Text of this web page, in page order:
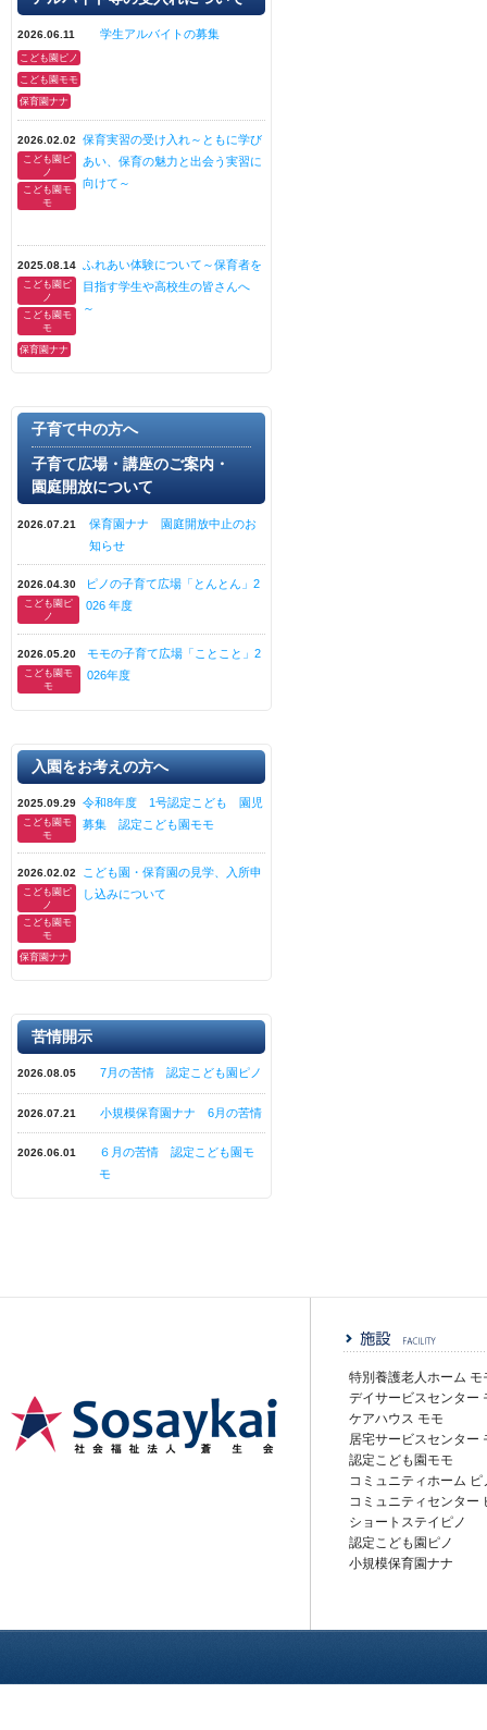
2026.06.11
こども園ピノ
こども園モモ
保育園ナナ
学生アルバイトの募集
2026.02.02
こども園ピ
ノ
こども園モ
モ
保育実習の受け入れ～ともに学び
あい、保育の魅力と出会う実習に
向けて～
2025.08.14
こども園ピ
ノ
こども園モ
モ
保育園ナナ
ふれあい体験について～保育者を
目指す学生や高校生の皆さんへ
～
子育て中の方へ
子育て広場・講座のご案内・
園庭開放について
2026.07.21
保育園ナナ 園庭開放中止のお
知らせ
2026.04.30
こども園ピ
ノ
ピノの子育て広場「とんとん」2
026 年度
2026.05.20
こども園モ
モ
モモの子育て広場「ことこと」2
026年度
入園をお考えの方へ
2025.09.29
こども園モ
モ
令和8年度 1号認定こども 園児
募集 認定こども園モモ
2026.02.02
こども園ピ
ノ
こども園モ
モ
保育園ナナ
こども園・保育園の見学、入所申
し込みについて
苦情開示
2026.08.05 7月の苦情 認定こども園ピノ
2026.07.21 小規模保育園ナナ 6月の苦情
2026.06.01
６月の苦情 認定こども園モ
モ
特別養護老人ホーム モ
デイサービスセンター
ケアハウス モモ
居宅サービスセンター
認定こども園モモ
コミュニティホーム ピ
コミュニティセンター
ショートステイピノ
認定こども園ピノ
小規模保育園ナナ